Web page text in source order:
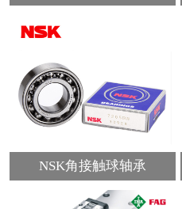
NSK角接触球轴承